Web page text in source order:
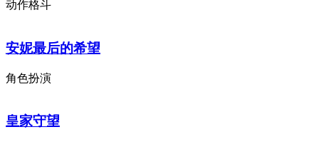
动作格斗
安妮最后的希望
角色扮演
皇家守望